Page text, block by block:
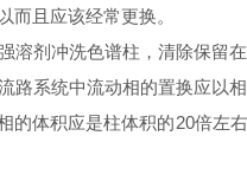
而且应该经常更换。
剂冲洗色谱柱，清除保留在
路系统中流动相的置换应以
的体积应是柱体积的20倍左